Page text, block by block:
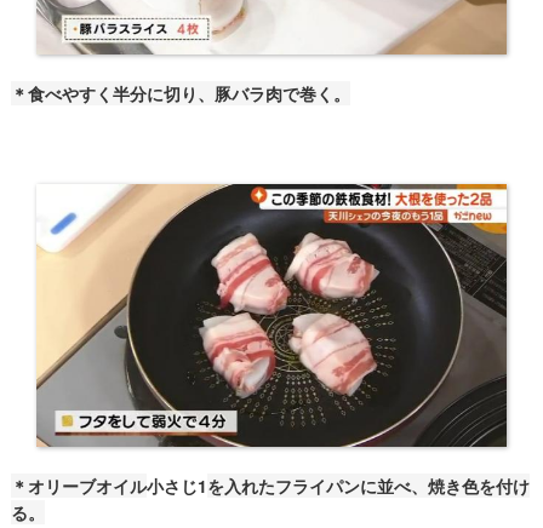
＊食べやすく半分に切り、豚バラ肉で巻く。
＊オリーブオイル小さじ1を入れたフライパンに並べ、焼き色を付け
る。